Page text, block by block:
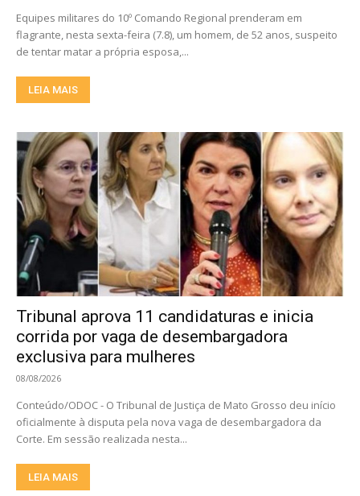
Equipes militares do 10º Comando Regional prenderam em
flagrante, nesta sexta-feira (7.8), um homem, de 52 anos, suspeito
de tentar matar a própria esposa,...
LEIA MAIS
Tribunal aprova 11 candidaturas e inicia
corrida por vaga de desembargadora
exclusiva para mulheres
08/08/2026
Conteúdo/ODOC - O Tribunal de Justiça de Mato Grosso deu início
oficialmente à disputa pela nova vaga de desembargadora da
Corte. Em sessão realizada nesta...
LEIA MAIS